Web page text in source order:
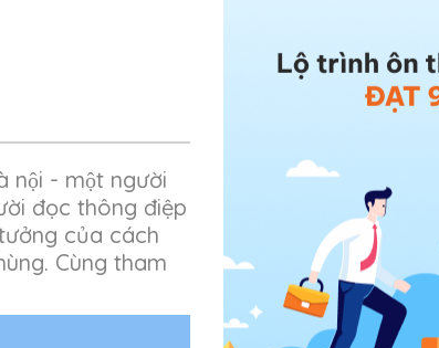
nội - một người
đọc thông điệp
của cách
Cùng tham